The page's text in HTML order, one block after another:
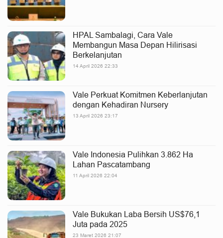
HPAL Sambalagi, Cara Vale
Membangun Masa Depan Hilirisasi
Berkelanjutan
14 April 2026 22:33
Vale Perkuat Komitmen Keberlanjutan
dengan Kehadiran Nursery
13 April 2026 23:17
Vale Indonesia Pulihkan 3.862 Ha
Lahan Pascatambang
11 April 2026 22:04
Vale Bukukan Laba Bersih US$76,1
Juta pada 2025
23 Maret 2026 21:07